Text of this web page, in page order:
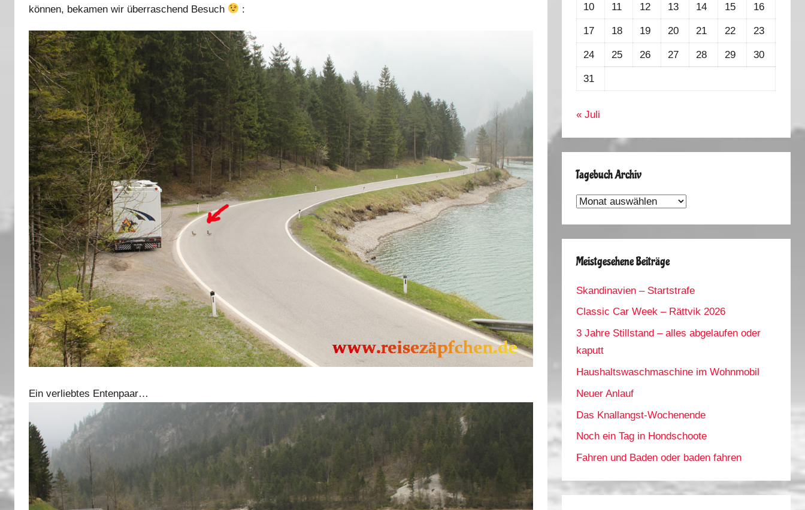
können, bekamen wir überraschend Besuch
:
Ein verliebtes Entenpaar…
10 11 12 13 14 15 16
17 18 19 20 21 22 23
24 25 26 27 28 29 30
31
« Juli
Tagebuch Archiv
Tagebuch
Meistgesehene Beiträge
Skandinavien – Startstrafe
Classic Car Week – Rättvik 2026
3 Jahre Stillstand – alles abgelaufen oder
kaputt
Haushaltswaschmaschine im Wohnmobil
Neuer Anlauf
Das Knallangst-Wochenende
Noch ein Tag in Hondschoote
Fahren und Baden oder baden fahren